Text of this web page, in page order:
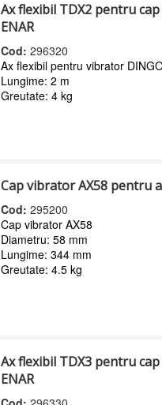
Ax flexibil TDX2 pentru
ENAR
Cod:296320
Ax flexibil pentru vibrator
Lungime: 2 m
Greutate: 4 kg
Cap vibrator AX58 pentru
Cod:295200
Cap vibrator AX58
Diametru: 58 mm
Lungime: 344 mm
Greutate: 4.5 kg
Ax flexibil TDX3 pentru
ENAR